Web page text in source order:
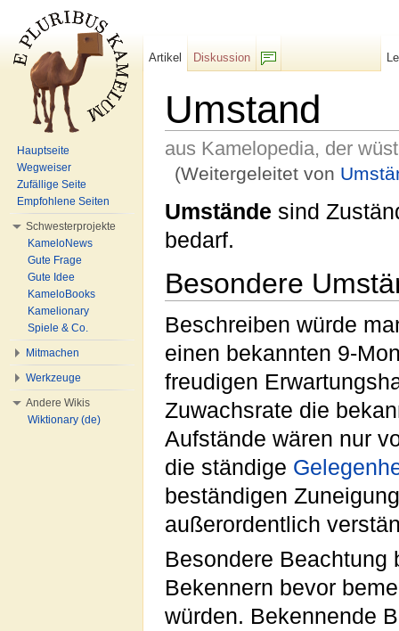
Umstand
aus Kamelopedia, der
(Weitergeleitet von
Umstände sind
bedarf.
Besondere
Beschreiben würde
einen bekannten 9-
freudigen
Zuwachsrate die
Aufstände wären nur
die ständige
beständigen
außerordentlich
Besondere Beachtung
Bekennern bevor
würden. Bekennende
Artikel
Diskussion
Hauptseite
Wegweiser
Zufällige Seite
Empfohlene Seiten
Schwesterprojekte
KameloNews
Gute Frage
Gute Idee
KameloBooks
Kamelionary
Spiele & Co.
Mitmachen
Werkzeuge
Andere Wikis
Wiktionary (de)